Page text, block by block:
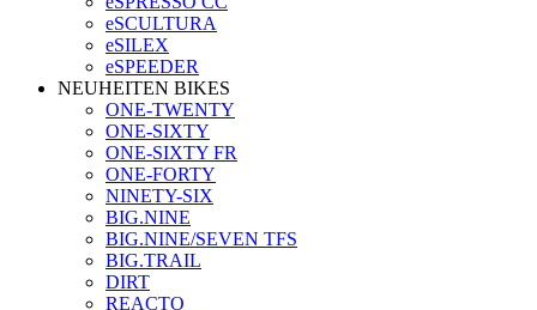
eSCULTURA
eSILEX
eSPEEDER
NEUHEITEN BIKES
ONE-TWENTY
ONE-SIXTY
ONE-SIXTY FR
ONE-FORTY
NINETY-SIX
BIG.NINE
BIG.NINE/SEVEN TFS
BIG.TRAIL
DIRT
REACTO